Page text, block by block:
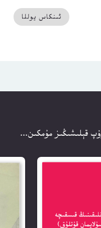
قېلىشىڭىز مۇمكىن...